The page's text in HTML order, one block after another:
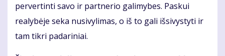
pervertinti savo ir partnerio galimybes. Paskui
realybėje seka nusivylimas, o iš to gali išsivystyti ir
tam tikri padariniai.